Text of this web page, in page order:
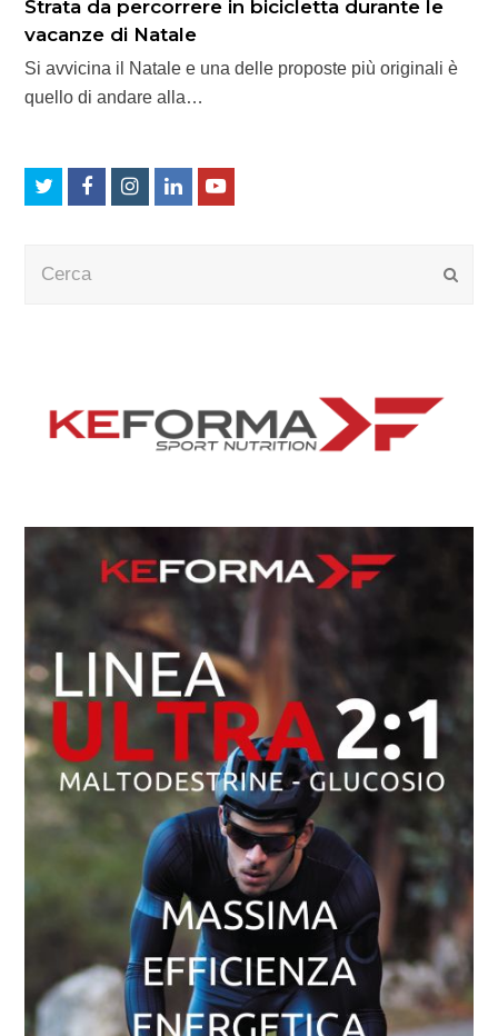
Strata da percorrere in bicicletta durante le
vacanze di Natale
Si avvicina il Natale e una delle proposte più originali è
quello di andare alla…
TwitterFacebookInstagram
LinkedInYoutube